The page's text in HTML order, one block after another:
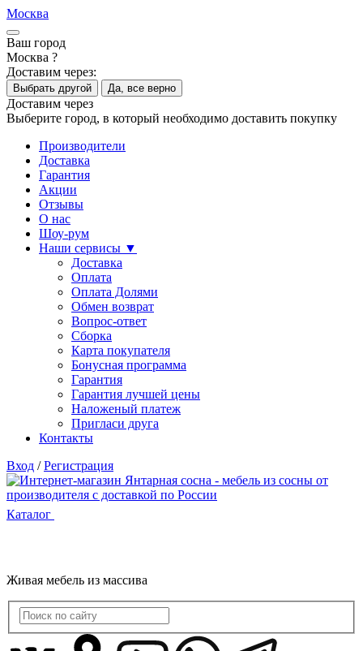
Москва
Ваш город
Москва ?
Доставим через:
Выбрать другой Да, все верно
Доставим через
Выберите город, в который необходимо доставить покупку
Производители
Доставка
Гарантия
Акции
Отзывы
О нас
Шоу-рум
Наши сервисы ▼
Доставка
Оплата
Оплата Долями
Обмен возврат
Вопрос-ответ
Сборка
Карта покупателя
Бонусная программа
Гарантия
Гарантия лучшей цены
Наложеный платеж
Пригласи друга
Контакты
Вход / Регистрация
Каталог
Живая мебель из массива